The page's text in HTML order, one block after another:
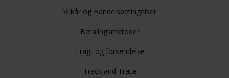
Vilkår og Handelsbetingelser
Betalingsmetoder
Fragt og forsendelse
Track and Trace